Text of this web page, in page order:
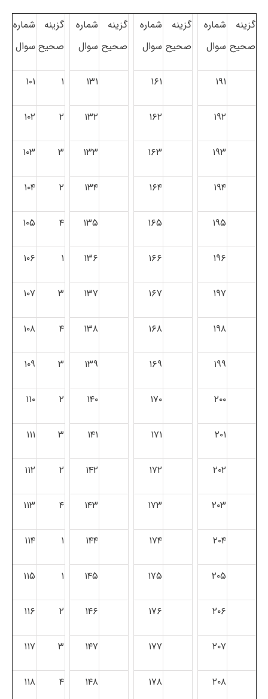
گزینه
صحیح
شماره
سوال
گزینه
صحیح
شماره
سوال
گزینه
صحیح
شماره
سوال
گزینه
صحیح
شماره
سوال
۱۹۱ ۱۶۱ ۱۳۱ ۱ ۱۰۱
۱۹۲ ۱۶۲ ۱۳۲ ۲ ۱۰۲
۱۹۳ ۱۶۳ ۱۳۳ ۳ ۱۰۳
۱۹۴ ۱۶۴ ۱۳۴ ۲ ۱۰۴
۱۹۵ ۱۶۵ ۱۳۵ ۴ ۱۰۵
۱۹۶ ۱۶۶ ۱۳۶ ۱ ۱۰۶
۱۹۷ ۱۶۷ ۱۳۷ ۳ ۱۰۷
۱۹۸ ۱۶۸ ۱۳۸ ۴ ۱۰۸
۱۹۹ ۱۶۹ ۱۳۹ ۳ ۱۰۹
۲۰۰ ۱۷۰ ۱۴۰ ۲ ۱۱۰
۲۰۱ ۱۷۱ ۱۴۱ ۳ ۱۱۱
۲۰۲ ۱۷۲ ۱۴۲ ۲ ۱۱۲
۲۰۳ ۱۷۳ ۱۴۳ ۴ ۱۱۳
۲۰۴ ۱۷۴ ۱۴۴ ۱ ۱۱۴
۲۰۵ ۱۷۵ ۱۴۵ ۱ ۱۱۵
۲۰۶ ۱۷۶ ۱۴۶ ۲ ۱۱۶
۲۰۷ ۱۷۷ ۱۴۷ ۳ ۱۱۷
۲۰۸ ۱۷۸ ۱۴۸ ۴ ۱۱۸